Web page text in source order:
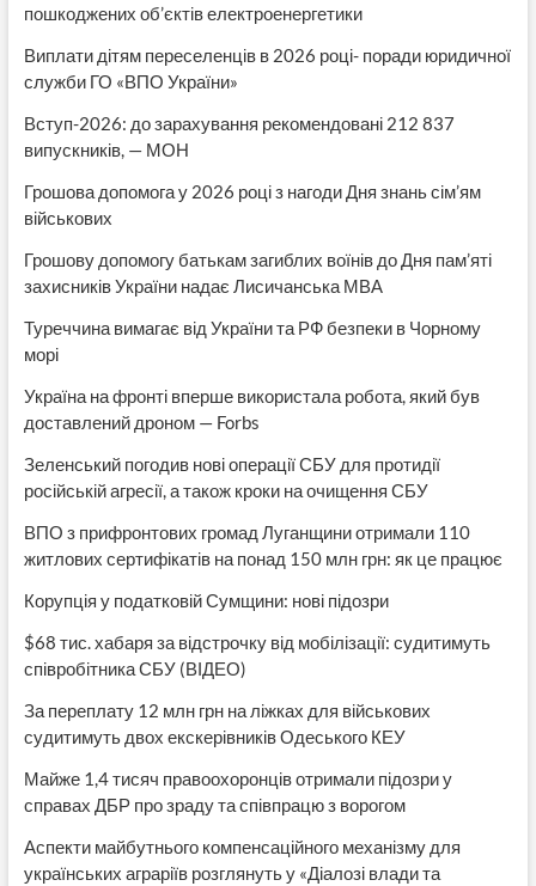
пошкоджених об’єктів електроенергетики
Виплати дітям переселенців в 2026 році- поради юридичної
служби ГО «ВПО України»
Вступ-2026: до зарахування рекомендовані 212 837
випускників, — МОН
Грошова допомога у 2026 році з нагоди Дня знань сім’ям
військових
Грошову допомогу батькам загиблих воїнів до Дня пам’яті
захисників України надає Лисичанська МВА
Туреччина вимагає від України та РФ безпеки в Чорному
морі
Україна на фронті вперше використала робота, який був
доставлений дроном — Forbs
Зеленський погодив нові операції СБУ для протидії
російській агресії, а також кроки на очищення СБУ
ВПО з прифронтових громад Луганщини отримали 110
житлових сертифікатів на понад 150 млн грн: як це працює
Корупція у податковій Сумщини: нові підозри
$68 тис. хабаря за відстрочку від мобілізації: судитимуть
співробітника СБУ (ВІДЕО)
За переплату 12 млн грн на ліжках для військових
судитимуть двох екскерівників Одеського КЕУ
Майже 1,4 тисяч правоохоронців отримали підозри у
справах ДБР про зраду та співпрацю з ворогом
Аспекти майбутнього компенсаційного механізму для
українських аграріїв розглянуть у «Діалозі влади та